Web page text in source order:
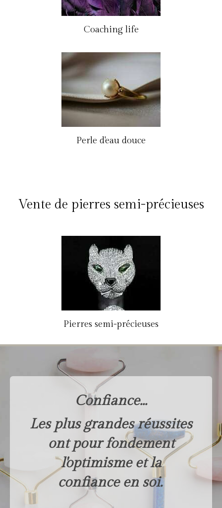
Coaching life
Perle d'eau douce
Vente de pierres semi-précieuses
Pierres semi-précieuses
Confiance...
Les plus grandes réussites
ont pour fondement
l'optimisme et la
confiance en soi.